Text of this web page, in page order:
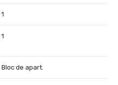
1
1
Bloc de apart.